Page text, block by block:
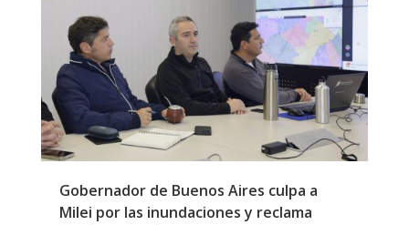
Gobernador de Buenos Aires culpa a
Milei por las inundaciones y reclama